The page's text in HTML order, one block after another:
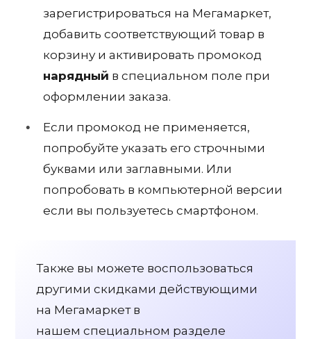
зарегистрироваться на Мегамаркет,
добавить соответствующий товар в
корзину и активировать промокод
нарядный в специальном поле при
оформлении заказа.
Если промокод не применяется,
попробуйте указать его строчными
буквами или заглавными. Или
попробовать в компьютерной версии
если вы пользуетесь смартфоном.
Также вы можете воспользоваться
другими скидками действующими
на Мегамаркет в
нашем специальном разделе